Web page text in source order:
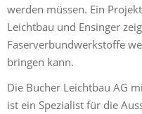
werden müssen. Ein
Leichtbau und Ensinger
Faserverbundwerkstoffe
bringen kann.
Die Bucher Leichtbau AG
ist ein Spezialist für die